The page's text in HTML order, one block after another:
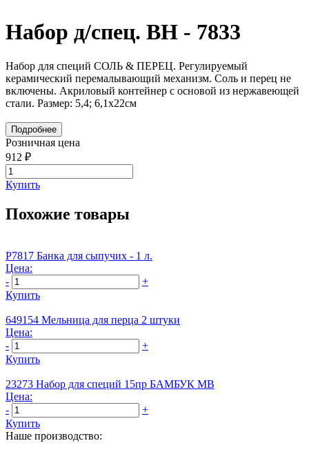
Набор д/спец. BH - 7833
Набор для специй СОЛЬ & ПЕРЕЦ. Регулируемый
керамический перемалывающий механизм. Соль и перец не
включены. Акриловый контейнер с основой из нержавеющей
стали. Размер: 5,4; 6,1х22см
Подробнее
Розничная цена
912 ₽
Купить
Похожие товары
Р7817 Банка для сыпучих - 1 л.
Цена:
-
+
Купить
649154 Мельница для перца 2 штуки
Цена:
-
+
Купить
23273 Набор для специй 15пр БАМБУК МВ
Цена:
-
+
Купить
Наше производство: